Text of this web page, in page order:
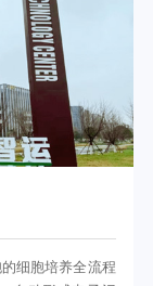
细胞培养全流程